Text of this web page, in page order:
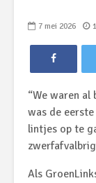
7 mei 2026
“We waren al
was de
lintjes op te
Als